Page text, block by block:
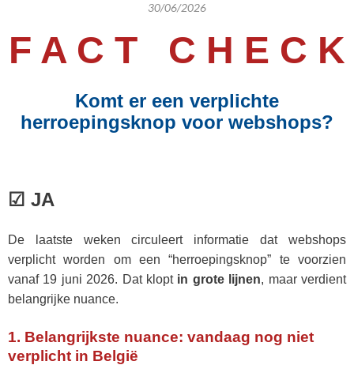
30/06/2026
F A C T C H E C K
Komt er een verplichte
herroepingsknop voor webshops?
☑ JA
De laatste weken circuleert informatie dat webshops
verplicht worden om een “herroepingsknop” te voorzien
vanaf 19 juni 2026. Dat klopt in grote lijnen, maar verdient
belangrijke nuance.
1. Belangrijkste nuance: vandaag nog niet
verplicht in België